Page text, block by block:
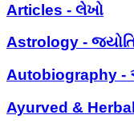
Articles - લેખો
Astrology -
Autobiography -
Ayurved &